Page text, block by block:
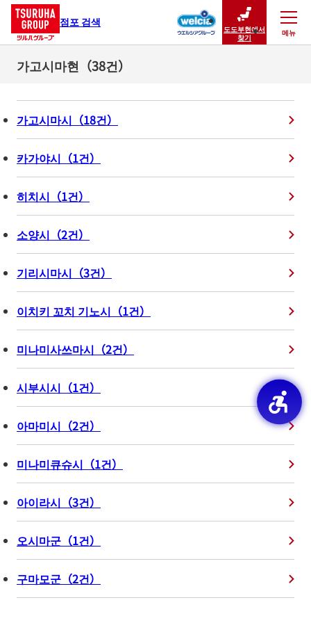
점포 검색
도도부현에서
찾기
메뉴
닫기
가고시마현（38건）
가고시마시 （18건）
카가야시 （1건）
히치시 （1건）
소양시 （2건）
기리시마시 （3건）
이치키 꼬치 기노시 （1건）
미나미사쓰마시 （2건）
시부시시 （1건）
아마미시 （2건）
미나미큐슈시 （1건）
아이라시 （3건）
오시마군 （1건）
구마모군 （2건）